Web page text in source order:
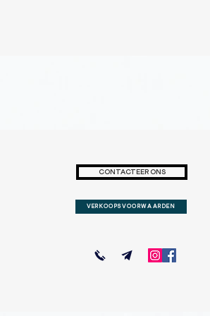
CONTACTEER ONS
VERKOOPSVOORWAARDEN